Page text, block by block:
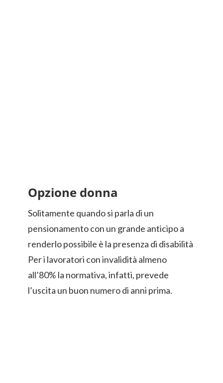
Opzione donna
Solitamente quando si parla di un
pensionamento con un grande anticipo a
renderlo possibile è la presenza di disabilità
Per i lavoratori con invalidità almeno
all’80% la normativa, infatti, prevede
l’uscita un buon numero di anni prima.